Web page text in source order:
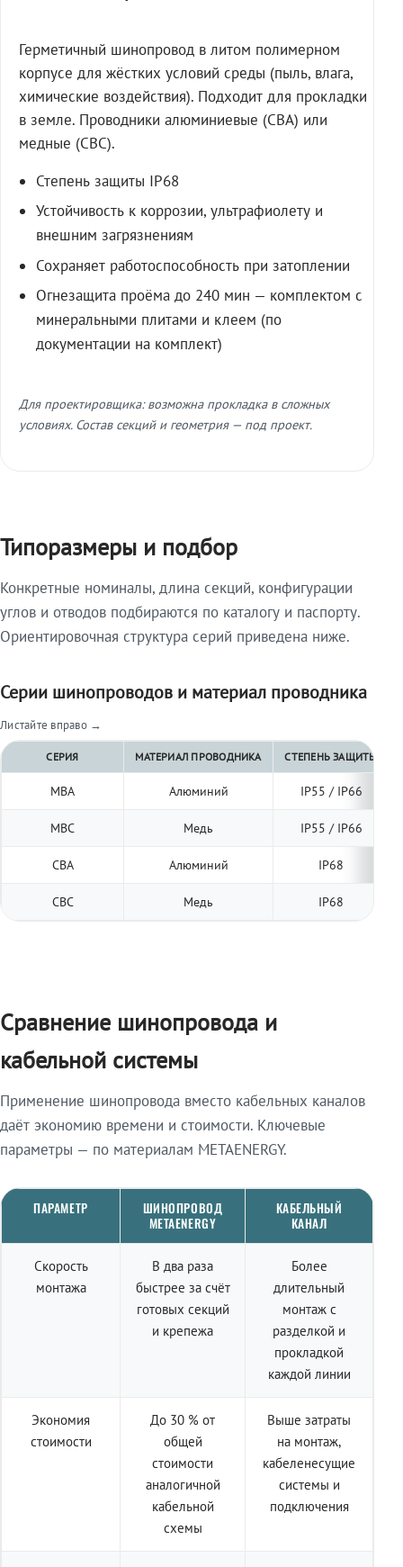
Герметичный шинопровод в литом полимерном
корпусе для жёстких условий среды (пыль, влага,
химические воздействия). Подходит для прокладки
в земле. Проводники алюминиевые (СВА) или
медные (СВС).
Степень защиты IP68
Устойчивость к коррозии, ультрафиолету и
внешним загрязнениям
Сохраняет работоспособность при затоплении
Огнезащита проёма до 240 мин — комплектом с
минеральными плитами и клеем (по
документации на комплект)
Для проектировщика: возможна прокладка в сложных
условиях. Состав секций и геометрия — под проект.
Типоразмеры и подбор
Конкретные номиналы, длина секций, конфигурации
углов и отводов подбираются по каталогу и паспорту.
Ориентировочная структура серий приведена ниже.
Серии шинопроводов и материал проводника
Листайте вправо →
СЕРИЯ МАТЕРИАЛ ПРОВОДНИКА СТЕПЕНЬ ЗАЩИТЫ
МВА Алюминий IP55 / IP66
МВС Медь IP55 / IP66
СВА Алюминий IP68
СВС Медь IP68
Сравнение шинопровода и
кабельной системы
Применение шинопровода вместо кабельных каналов
даёт экономию времени и стоимости. Ключевые
параметры — по материалам METAENERGY.
ПАРАМЕТР
ШИНОПРОВОД
METAENERGY
КАБЕЛЬНЫЙ
КАНАЛ
Скорость
монтажа
В два раза
быстрее за счёт
готовых секций
и крепежа
Более
длительный
монтаж с
разделкой и
прокладкой
каждой линии
Экономия
стоимости
До 30 % от
общей
стоимости
аналогичной
кабельной
схемы
Выше затраты
на монтаж,
кабеленесущие
системы и
подключения